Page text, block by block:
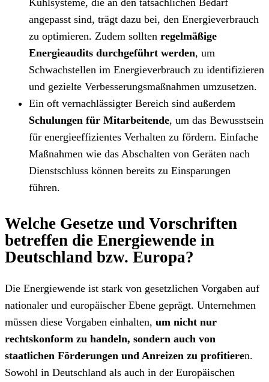
angepasst sind, trägt dazu bei, den Energieverbrauch
zu optimieren. Zudem sollten regelmäßige
Energieaudits durchgeführt werden, um
Schwachstellen im Energieverbrauch zu identifizieren
und gezielte Verbesserungsmaßnahmen umzusetzen.
Ein oft vernachlässigter Bereich sind außerdem
Schulungen für Mitarbeitende, um das Bewusstsein
für energieeffizientes Verhalten zu fördern. Einfache
Maßnahmen wie das Abschalten von Geräten nach
Dienstschluss können bereits zu Einsparungen
führen.
Welche Gesetze und Vorschriften
betreffen die Energiewende in
Deutschland bzw. Europa?
Die Energiewende ist stark von gesetzlichen Vorgaben auf
nationaler und europäischer Ebene geprägt. Unternehmen
müssen diese Vorgaben einhalten, um nicht nur
rechtskonform zu handeln, sondern auch von
staatlichen Förderungen und Anreizen zu profitieren.
Sowohl in Deutschland als auch in der Europäischen